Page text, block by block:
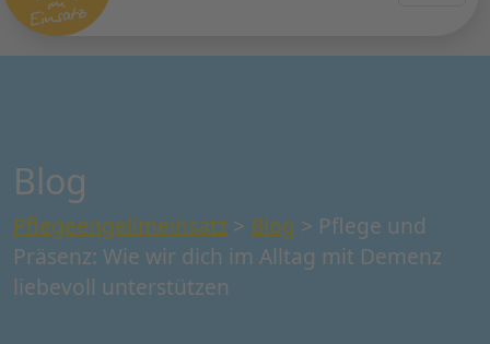
Blog
Pflegeengelimeinsatz > Blog > Pflege und
Präsenz: Wie wir dich im Alltag mit Demenz
liebevoll unterstützen